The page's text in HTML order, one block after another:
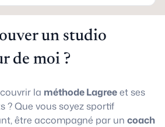
un studio
de moi ?
la méthode Lagreeet ses
? Que vous soyez sportif
être accompagné par un coach